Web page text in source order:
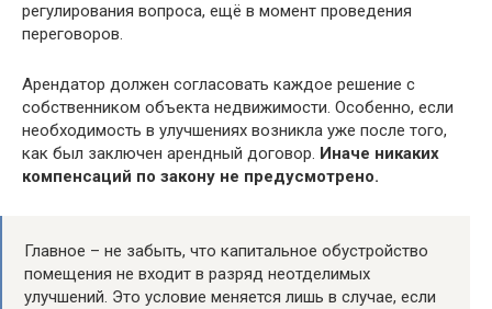
регулирования вопроса, ещё в момент проведения
переговоров.
Арендатор должен согласовать каждое решение с
собственником объекта недвижимости. Особенно, если
необходимость в улучшениях возникла уже после того,
как был заключен арендный договор. Иначе никаких
компенсаций по закону не предусмотрено.
Главное – не забыть, что капитальное обустройство
помещения не входит в разряд неотделимых
улучшений. Это условие меняется лишь в случае, если